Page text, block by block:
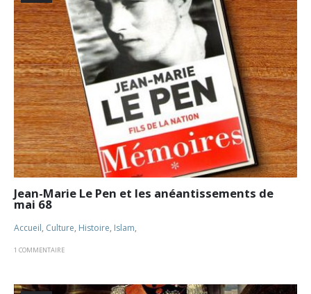
Jean-Marie Le Pen et les anéantissements de
mai 68
Accueil, Culture, Histoire, Islam,
1 COMMENTAIRE